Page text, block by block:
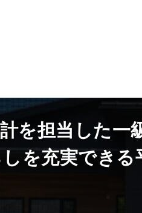
を担当した一
を充実できる